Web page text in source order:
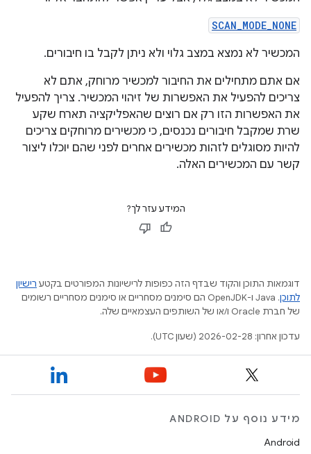
SCAN_MODE_NONE
המכשיר לא נמצא במצב גלוי ולא ניתן לקבל בו חיבורים.
אם אתם מתחילים את החיבור למכשיר מרוחק, אתם לא
צריכים להפעיל את האפשרות של זיהוי המכשיר. צריך להפעיל
את האפשרות הזו רק אם רוצים שהאפליקציה תארח שקע
שרת שמקבל חיבורים נכנסים, כי מכשירים מרוחקים צריכים
להיות מסוגלים לזהות מכשירים אחרים לפני שהם יוכלו ליצור
קשר עם המכשירים האלה.
המידע עזר לך?
דוגמאות התוכן והקוד שבדף הזה כפופות לרישיונות המפורטים בקטע רישיון
לתוכן
.‏ Java ו-OpenJDK הם סימנים מסחריים או סימנים מסחריים רשומים
של חברת Oracle ו/או של השותפים העצמאיים שלה.
עדכון אחרון: 2026-02-28 (שעון UTC).
מידע נוסף על ANDROID
Android